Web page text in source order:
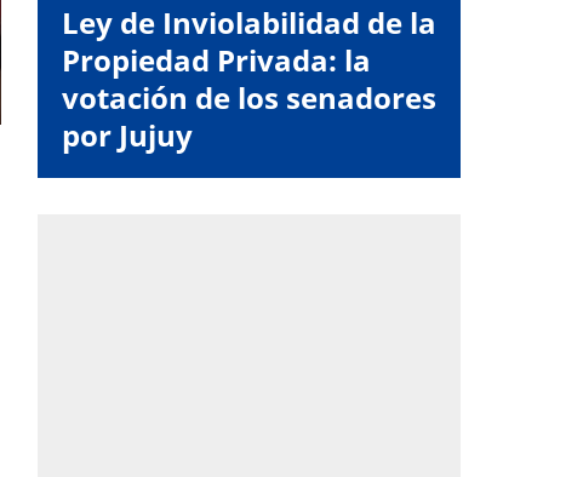
Ley de Inviolabilidad de la
Propiedad Privada: la
votación de los senadores
por Jujuy